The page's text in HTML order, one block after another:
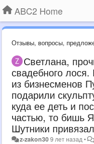
ABC2 Home
Отзывы, вопросы,
Светлана,
свадебного
из бизнесменов
подарили
куда ее деть и
частью, то бишь
Шутники
z-zakon309 лет назад •